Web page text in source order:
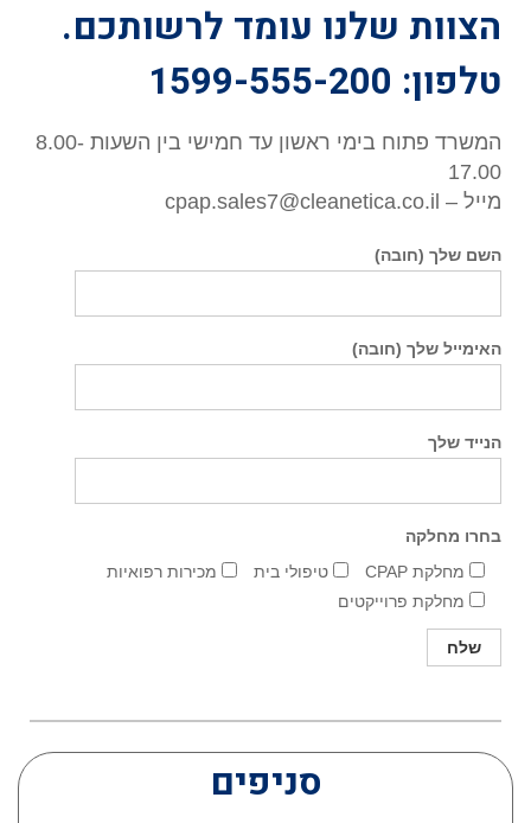
הצוות שלנו עומד לרשותכם.
טלפון: 1599-555-200
המשרד פתוח בימי ראשון עד חמישי בין השעות 8.00-
17.00
מייל – cpap.sales7@cleanetica.co.il
השם שלך (חובה)
האימייל שלך (חובה)
הנייד שלך
בחרו מחלקה
מחלקת CPAP
טיפולי בית
מכירות רפואיות
מחלקת פרוייקטים
סניפים